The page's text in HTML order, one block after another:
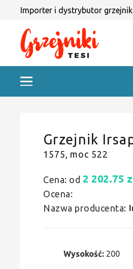
Importer i dystrybutor
Grzejnik
1575, moc 522
Cena: od 2 202.75
Ocena:
Nazwa producenta:
Wysokość: 200